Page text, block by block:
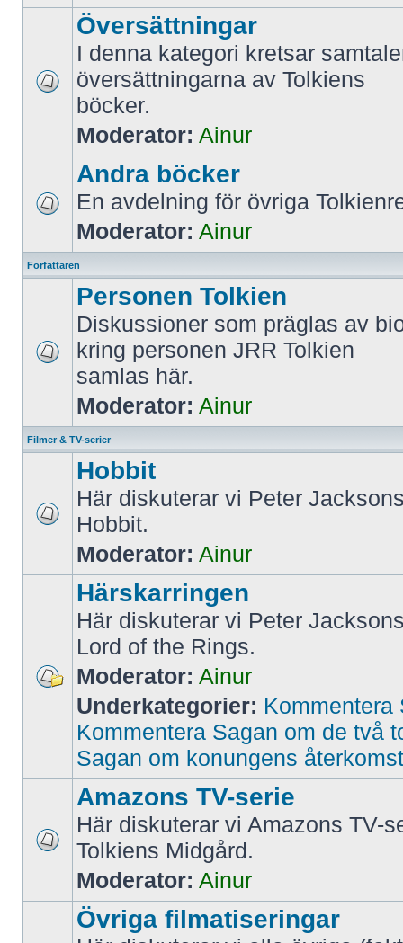
Översättningar
I denna kategori kretsar
översättningarna av Tolkiens
böcker.
Moderator: Ainur
Andra böcker
En avdelning för övriga
Moderator: Ainur
Författaren
Personen Tolkien
Diskussioner som präglas av
kring personen JRR Tolkien
samlas här.
Moderator: Ainur
Filmer & TV-serier
Hobbit
Här diskuterar vi Peter
Hobbit.
Moderator: Ainur
Härskarringen
Här diskuterar vi Peter
Lord of the Rings.
Moderator: Ainur
Underkategorier: Kommentera
Kommentera Sagan om de två
Sagan om konungens återkomst
Amazons TV-serie
Här diskuterar vi Amazons TV-
Tolkiens Midgård.
Moderator: Ainur
Övriga filmatiseringar